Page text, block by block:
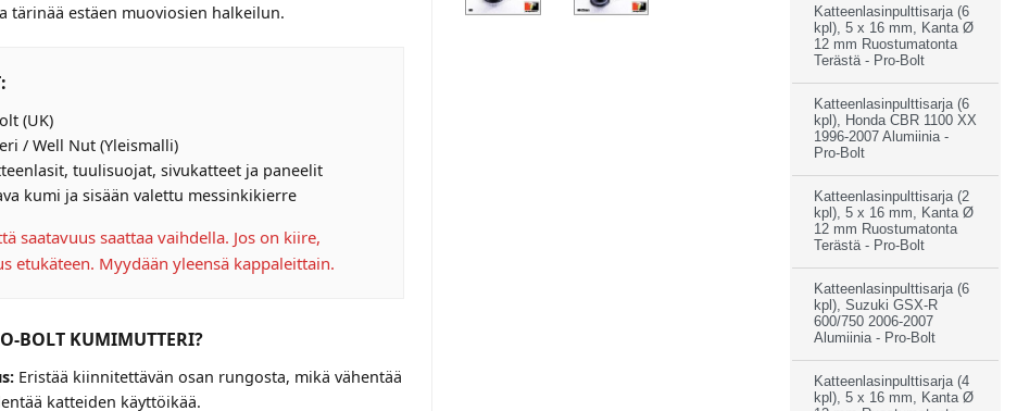
tärinää estäen muoviosien halkeilun.
(UK)
/ Well Nut (Yleismalli)
tuulisuojat, sivukatteet ja paneelit
kumi ja sisään valettu messinkikierre
saatavuus saattaa vaihdella. Jos on kiire,
etukäteen. Myydään yleensä kappaleittain.
BOLT KUMIMUTTERI?
Eristää kiinnitettävän osan rungosta, mikä vähentää
katteiden käyttöikää.
Katteenlasinpulttisarja (6
kpl), 5 x 16 mm, Kanta Ø
12 mm Ruostumatonta
Terästä - Pro-Bolt
Katteenlasinpulttisarja (6
kpl), Honda CBR 1100 XX
1996-2007 Alumiinia -
Pro-Bolt
Katteenlasinpulttisarja (2
kpl), 5 x 16 mm, Kanta Ø
12 mm Ruostumatonta
Terästä - Pro-Bolt
Katteenlasinpulttisarja (6
kpl), Suzuki GSX-R
600/750 2006-2007
Alumiinia - Pro-Bolt
Katteenlasinpulttisarja (4
kpl), 5 x 16 mm, Kanta Ø